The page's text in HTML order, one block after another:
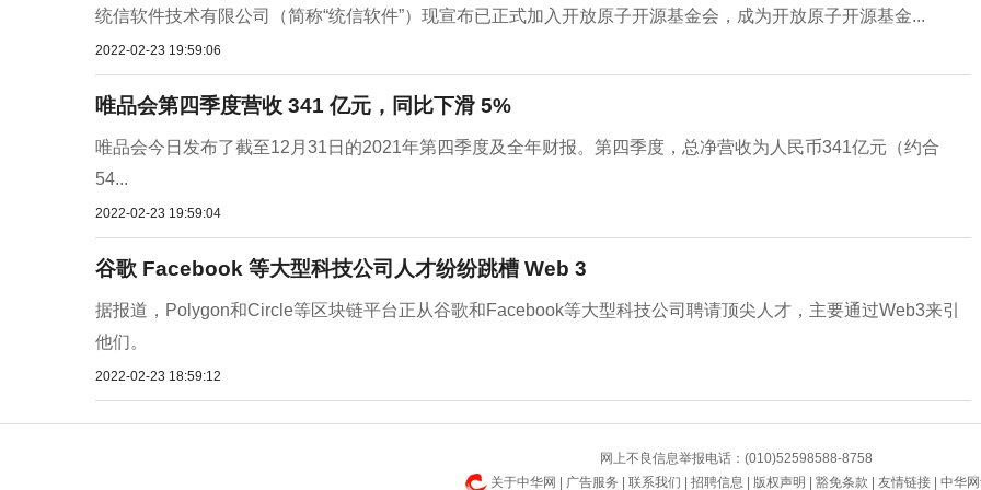
统信软件技术有限公司（简称“统信软件”）现宣布已正式加入开放原子开源基金会，成为开放原子开源基金...
2022-02-23 19:59:06
唯品会第四季度营收 341 亿元，同比下滑 5%
唯品会今日发布了截至12月31日的2021年第四季度及全年财报。第四季度，总净营收为人民币341亿元（约合
54...
2022-02-23 19:59:04
谷歌 Facebook 等大型科技公司人才纷纷跳槽 Web 3
据报道，Polygon和Circle等区块链平台正从谷歌和Facebook等大型科技公司聘请顶尖人才，主要通过Web3来引
他们。
2022-02-23 18:59:12
网上不良信息举报电话：(010)52598588-8758
关于中华网
广告服务 联系我们 招聘信息 版权声明 豁免条款 友情链接 中华